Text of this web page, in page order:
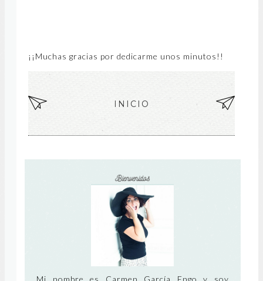
¡¡Muchas gracias por dedicarme unos minutos!!
EN
NT
EN
INICIO
Mi nombre es Carmen García Engo y soy